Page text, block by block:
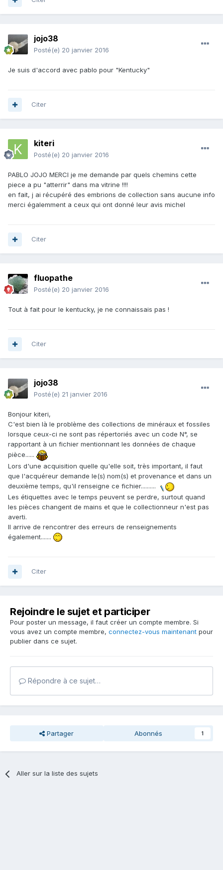
jojo38
Posté(e) 20 janvier 2016
Je suis d'accord avec pablo pour "Kentucky"
Citer
kiteri
Posté(e) 20 janvier 2016
PABLO JOJO MERCI je me demande par quels chemins cette
piece a pu "atterrir" dans ma vitrine !!!!
en fait, j ai récupéré des embrions de collection sans aucune info
merci égalemment a ceux qui ont donné leur avis michel
Citer
fluopathe
Posté(e) 20 janvier 2016
Tout à fait pour le kentucky, je ne connaissais pas !
Citer
jojo38
Posté(e) 21 janvier 2016
Bonjour kiteri,
C'est bien là le problème des collections de minéraux et fossiles
lorsque ceux-ci ne sont pas répertoriés avec un code N°, se
rapportant à un fichier mentionnant les données de chaque
pièce......
Lors d'une acquisition quelle qu'elle soit, très important, il faut
que l'acquéreur demande le(s) nom(s) et provenance et dans un
deuxième temps, qu'il renseigne ce fichier..........
Les étiquettes avec le temps peuvent se perdre, surtout quand
les pièces changent de mains et que le collectionneur n'est pas
averti.
Il arrive de rencontrer des erreurs de renseignements
également.......
Citer
Rejoindre le sujet et participer
Pour poster un message, il faut créer un compte membre. Si
vous avez un compte membre, connectez-vous maintenant pour
publier dans ce sujet.
Répondre à ce sujet…
Partager Abonnés 1
Aller sur la liste des sujets